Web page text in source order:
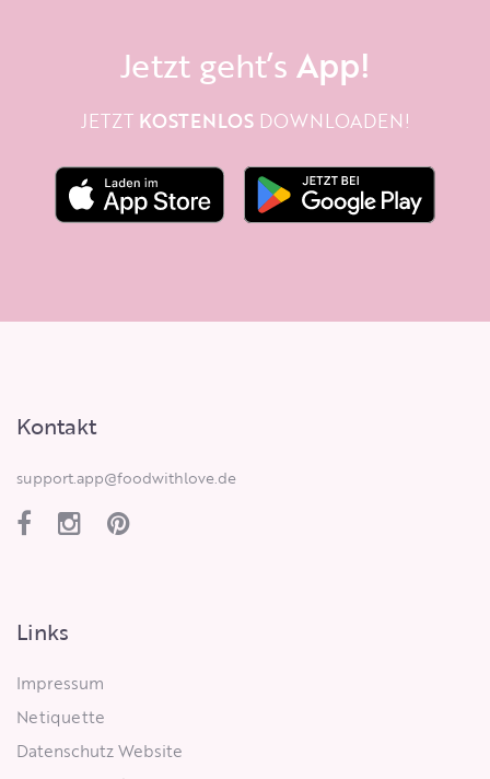
Jetzt geht’s App!
JETZT KOSTENLOSDOWNLOADEN!
Kontakt
support.app@foodwithlove.de
Links
Impressum
Netiquette
Datenschutz Website